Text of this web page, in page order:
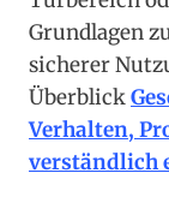
Grundlagen
sicherer
Überblick
Verhalten,
verständlich